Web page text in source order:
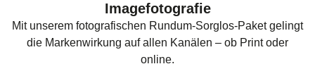
Imagefotografie
Mit unserem fotografischen Rundum-Sorglos-Paket gelingt
die Markenwirkung auf allen Kanälen – ob Print oder
online.